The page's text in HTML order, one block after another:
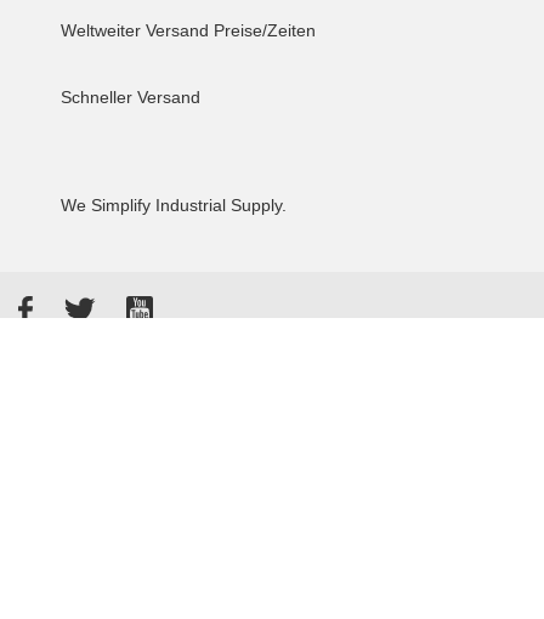
Weltweiter Versand Preise/Zeiten
Schneller Versand
We Simplify Industrial Supply.
FacebookTwitterYouTube